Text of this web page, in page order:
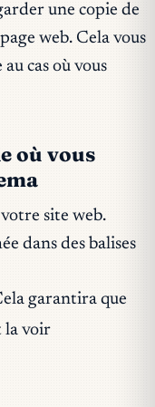
une copie de
web. Cela vous
cas où vous
où vous
site web.
dans des balises
garantira que
la voir